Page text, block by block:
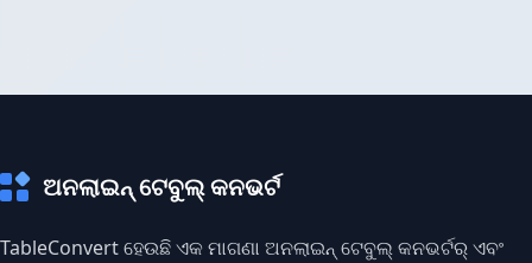
ଅନଲାଇନ୍ ଟେବୁଲ୍ କନଭର୍ଟ
TableConvert ହେଉଛି ଏକ ମାଗଣା ଅନଲାଇନ୍ ଟେବୁଲ୍ କନଭର୍ଟର୍ ଏବଂ